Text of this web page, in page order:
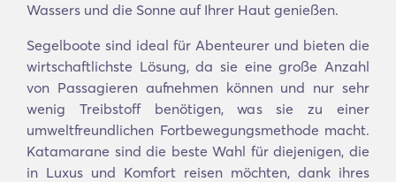
Wassers und die Sonne auf Ihrer Haut genießen.
Segelboote sind ideal für Abenteurer und bieten die
wirtschaftlichste Lösung, da sie eine große Anzahl
von Passagieren aufnehmen können und nur sehr
wenig Treibstoff benötigen, was sie zu einer
umweltfreundlichen Fortbewegungsmethode macht.
Katamarane sind die beste Wahl für diejenigen, die
in Luxus und Komfort reisen möchten, dank ihres